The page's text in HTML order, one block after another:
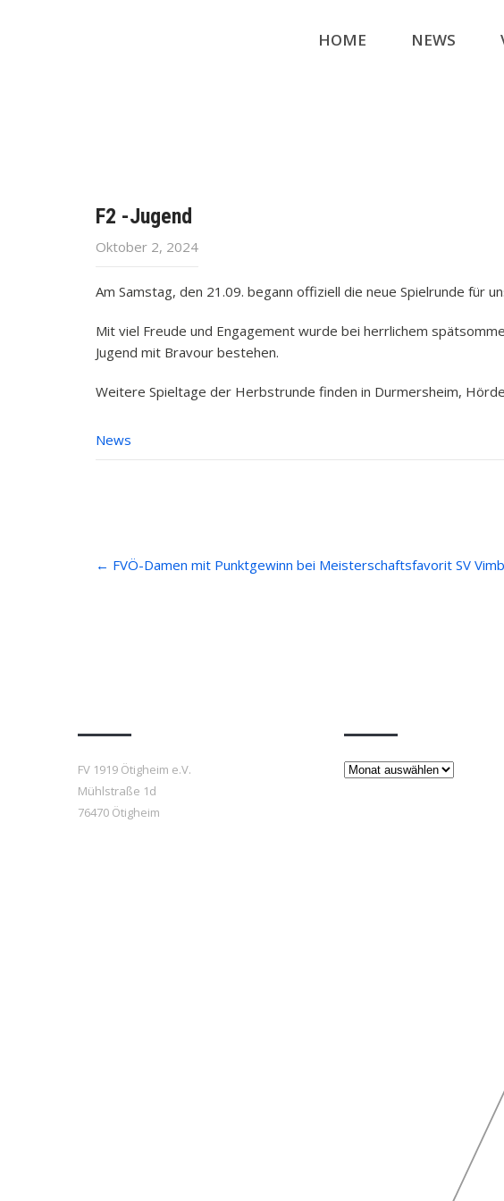
HOME NEWS
F2 -Jugend
Oktober 2, 2024
Am Samstag, den 21.09. begann offiziell die neue Spielrunde für
Mit viel Freude und Engagement wurde bei herrlichem
Jugend mit Bravour bestehen.
Weitere Spieltage der Herbstrunde finden in Durmersheim,
News
Post
navigation
← FVÖ-Damen mit Punktgewinn bei Meisterschaftsfavorit SV
FV 1919 Ötigheim e.V.
Mühlstraße 1d
76470 Ötigheim
Beiträge